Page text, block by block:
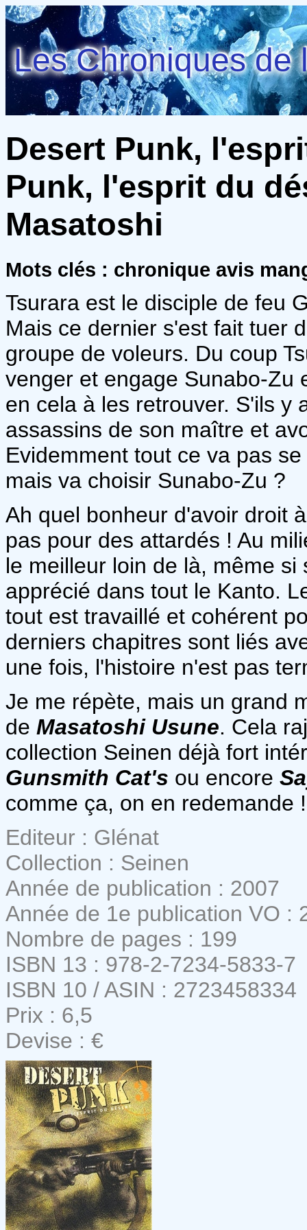
Les Chroniques de
Desert Punk,
Punk, l'esprit du
Masatoshi
Mots clés : chronique avis
Tsurara est le disciple de feu
Mais ce dernier s'est fait tuer
groupe de voleurs. Du coup
venger et engage Sunabo-Zu
en cela à les retrouver. S'ils y
assassins de son maître et
Evidemment tout ce va pas
mais va choisir Sunabo-Zu ?
Ah quel bonheur d'avoir droit
pas pour des attardés ! Au
le meilleur loin de là, même
apprécié dans tout le Kanto.
tout est travaillé et cohérent
derniers chapitres sont liés
une fois, l'histoire n'est pas
Je me répète, mais un grand
de Masatoshi Usune. Cela
collection Seinen déjà fort
Gunsmith Cat's ou encore
comme ça, on en redemande !
Editeur : Glénat
Collection : Seinen
Année de publication : 2007
Année de 1e publication VO :
Nombre de pages : 199
ISBN 13 : 978-2-7234-5833-7
ISBN 10 / ASIN : 2723458334
Prix : 6,5
Devise : €